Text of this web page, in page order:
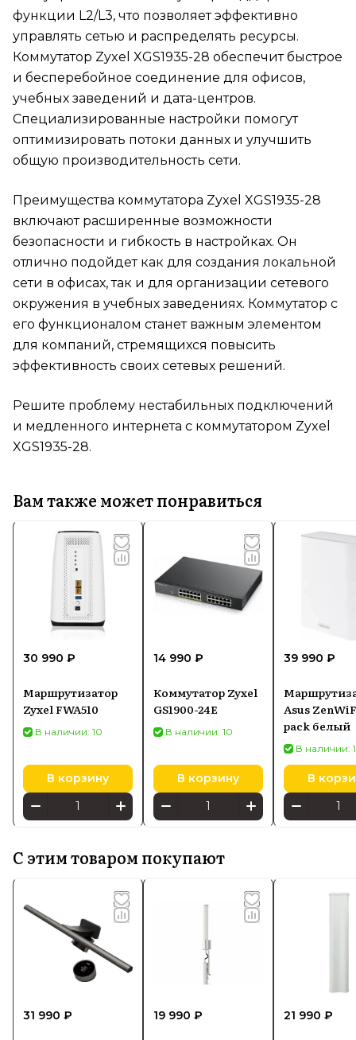
функции L2/L3, что позволяет эффективно
управлять сетью и распределять ресурсы.
Коммутатор Zyxel XGS1935-28 обеспечит быстрое
и бесперебойное соединение для офисов,
учебных заведений и дата-центров.
Специализированные настройки помогут
оптимизировать потоки данных и улучшить
общую производительность сети.
Преимущества коммутатора Zyxel XGS1935-28
включают расширенные возможности
безопасности и гибкость в настройках. Он
отлично подойдет как для создания локальной
сети в офисах, так и для организации сетевого
окружения в учебных заведениях. Коммутатор с
его функционалом станет важным элементом
для компаний, стремящихся повысить
эффективность своих сетевых решений.
Решите проблему нестабильных подключений
и медленного интернета с коммутатором Zyxel
XGS1935-28.
Вам также может понравиться
30 990 ₽
Маршрутизатор
Zyxel FWA510
В наличии: 10
В корзину
14 990 ₽
Коммутатор Zyxel
GS1900-24E
В наличии: 10
В корзину
39 990 ₽
Asus
pack белый
В наличии:
В
С этим товаром покупают
31 990 ₽ 19 990 ₽ 21 990 ₽